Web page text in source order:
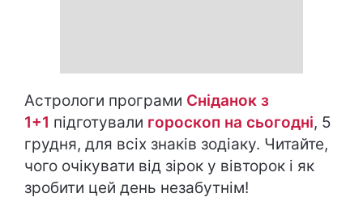
Астрологи програми Сніданок з
1+1 підготували гороскоп на cьогодні, 5
грудня, для всіх знаків зодіаку. Читайте,
чого очікувати від зірок у вівторок і як
зробити цей день незабутнім!